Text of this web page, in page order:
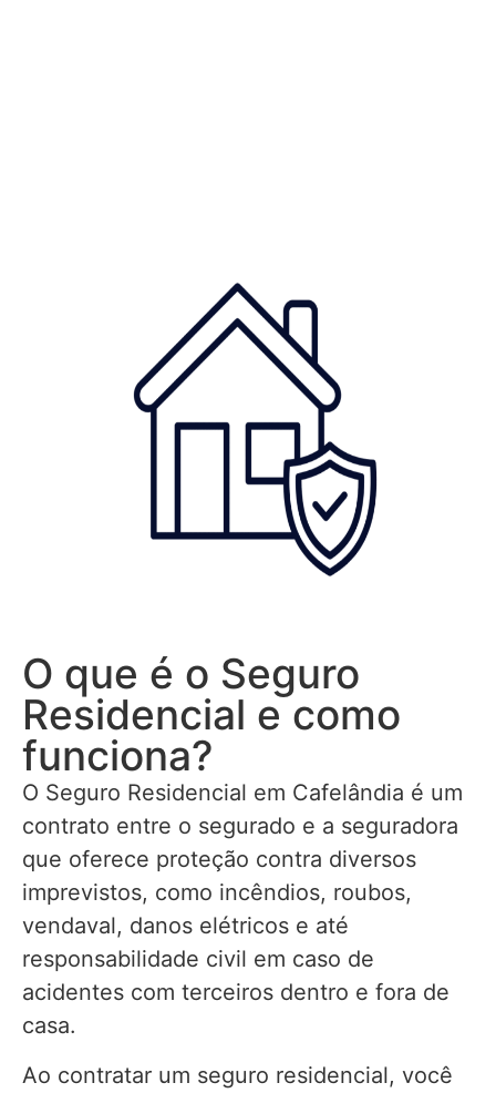
O que é o Seguro
Residencial e como
funciona?
O Seguro Residencial em Cafelândia é um
contrato entre o segurado e a seguradora
que oferece proteção contra diversos
imprevistos, como incêndios, roubos,
vendaval, danos elétricos e até
responsabilidade civil em caso de
acidentes com terceiros dentro e fora de
casa.
Ao contratar um seguro residencial, você